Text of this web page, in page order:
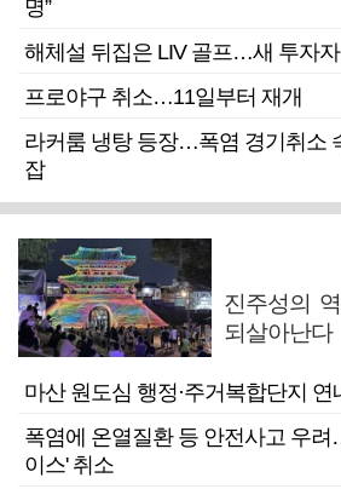
명”
해체설 뒤집은 LIV 골프…새 투자자
프로야구 취소…11일부터 재개
라커룸 냉탕 등장…폭염 경기취소
잡
진주성의
되살아난다
마산 원도심 행정·주거복합단지 연
폭염에 온열질환 등 안전사고 우려
이스' 취소